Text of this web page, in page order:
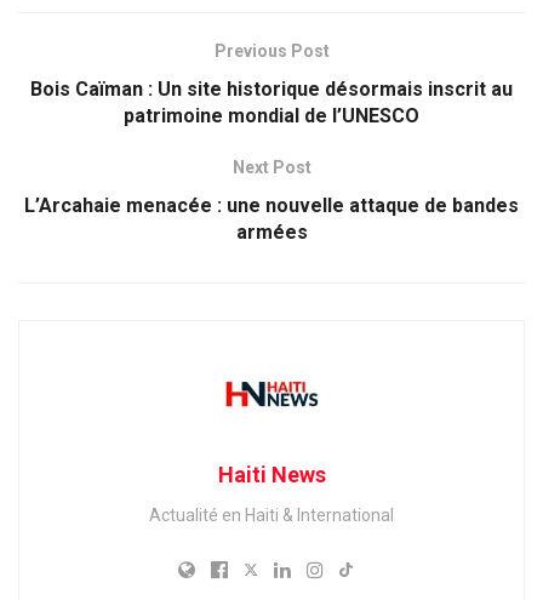
Previous Post
Bois Caïman : Un site historique désormais inscrit au
patrimoine mondial de l’UNESCO
Next Post
L’Arcahaie menacée : une nouvelle attaque de bandes
armées
Haiti News
Actualité en Haiti & International